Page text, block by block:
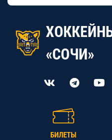
«СОЧИ»
БИЛЕТЫ